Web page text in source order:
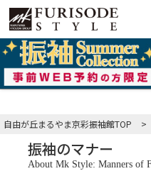
自由が丘まるやま京彩振袖館TOP >
振袖のマナー
About Mk Style: Manners of